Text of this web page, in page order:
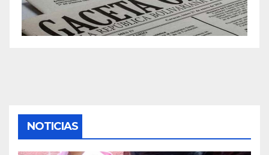
NOTICIAS